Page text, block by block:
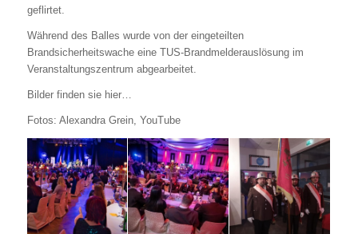
geflirtet.
Während des Balles wurde von der eingeteilten
Brandsicherheitswache eine TUS-Brandmelderauslösung im
Veranstaltungszentrum abgearbeitet.
Bilder finden sie hier…
Fotos: Alexandra Grein, YouTube